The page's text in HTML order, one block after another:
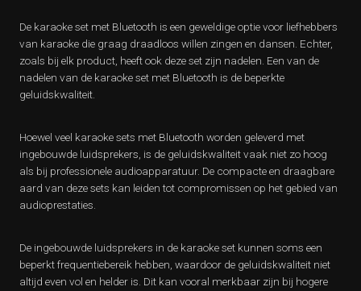
De karaoke set met Bluetooth is een geweldige optie voor liefhebbers
van karaoke die graag draadloos willen zingen en dansen. Echter,
zoals bij elk product, heeft ook deze set zijn nadelen. Een van de
nadelen van de karaoke set met Bluetooth is de beperkte
geluidskwaliteit.
Hoewel veel karaoke sets met Bluetooth worden geleverd met
ingebouwde luidsprekers, is de geluidskwaliteit vaak niet zo hoog
als bij professionele audioapparatuur. De compacte en draagbare
aard van deze sets kan leiden tot compromissen op het gebied van
audioprestaties.
De ingebouwde luidsprekers in de karaoke set kunnen soms een
beperkt frequentiebereik hebben, waardoor de geluidskwaliteit niet
altijd even vol en helder is. Dit kan vooral merkbaar zijn bij hogere